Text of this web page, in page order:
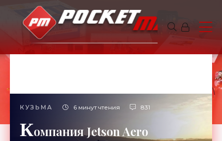
КУЗЬМА 6 минут чтения 831
Компания Jetson Aero